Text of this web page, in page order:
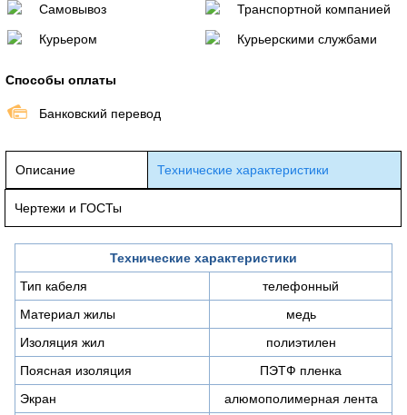
Самовывоз
Курьером
Транспортной компанией
Курьерскими службами
Способы оплаты
Банковский перевод
Описание Технические характеристики
Чертежи и ГОСТы
Технические характеристики
Тип кабеля
телефонный
Материал жилы
медь
Изоляция жил
полиэтилен
Поясная изоляция
ПЭТФ пленка
Экран
алюмополимерная лента